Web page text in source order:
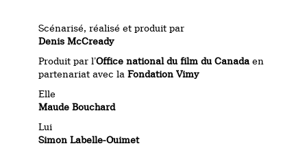
Scénarisé, réalisé et produit par
Denis McCready
Produit par l’Office national du film du Canada en
partenariat avec la Fondation Vimy
Elle
Maude Bouchard
Lui
Simon Labelle-Ouimet